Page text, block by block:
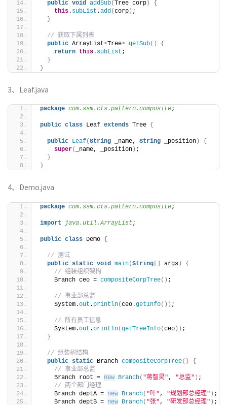
public void addSub(Tree corp )
{
this. subList .add(corp ) ;
}
// 获取下属列表
public ArrayList<Tree> getSub()
{
return this. subList ;
}
}
3、Leaf.java
package com.ssm.cts.pattern.composite;
public class Leaf extends Tree {
public Leaf(String _name, String _position )
{
super( _name, _position ) ;
}
}
4、Demo.java
package com.ssm.cts.pattern.composite;
import java.util.ArrayList;
public class Demo {
// 测试
public static void main(String [] args)
{
// 组装组织架构
    Branch ceo =
compositeCorpTree() ;
// 事业部总监
    System.
out . println(ceo.getInfo()) ;
// 所有员工信息
    System.
out . println(getTreeInfo(ceo)) ;
}
// 组装树结构
public static Branch compositeCorpTree()
{
// 事业部总监
    Branch root =
new Branch( "蒋智昊" , "总监" ) ;
// 两个部门经理
    Branch deptA =
new Branch( "叶" , "规划部总经理" ) ;
    Branch deptB =
new Branch( "张" , "研发部总经理" ) ;